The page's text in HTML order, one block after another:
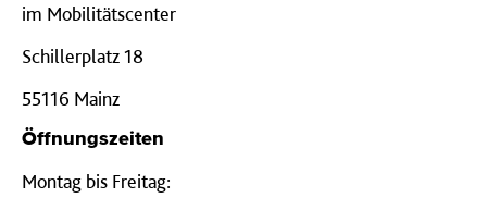
im Mobilitätscenter
Schillerplatz 18
55116 Mainz
Öffnungszeiten
Montag bis Freitag: